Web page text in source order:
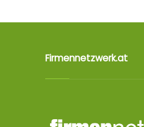
Firmennetzwerk.at